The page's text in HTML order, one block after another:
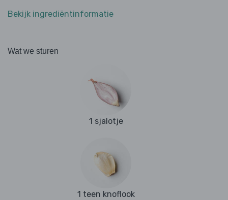
Bekijk ingrediëntinformatie
Wat we sturen
1 sjalotje
1 teen knoflook